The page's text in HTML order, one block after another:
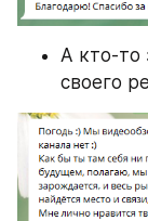
А кто-то
своего